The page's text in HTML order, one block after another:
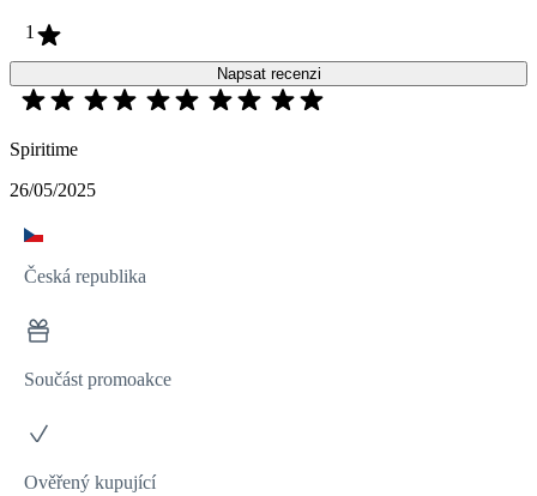
1
Napsat recenzi
Spiritime
26/05/2025
Česká republika
Součást promoakce
Ověřený kupující